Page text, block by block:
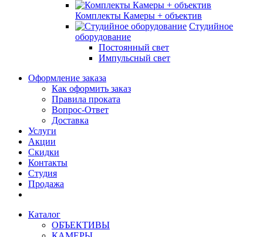
Комплекты Камеры + объектив
Студийное
оборудование
Постоянный свет
Импульсный свет
Оформление заказа
Как оформить заказ
Правила проката
Вопрос-Ответ
Доставка
Услуги
Акции
Скидки
Контакты
Студия
Продажа
Каталог
ОБЪЕКТИВЫ